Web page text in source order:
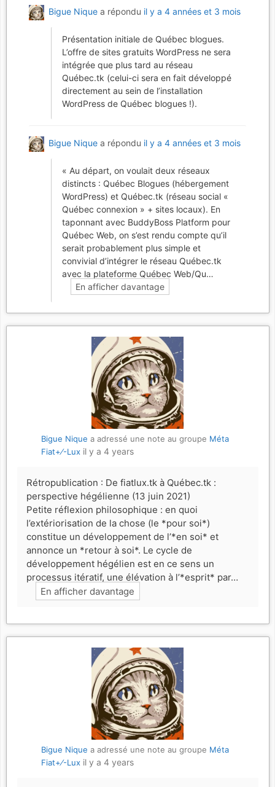
Bigue Nique a répondu il y a 4 années et 3 mois
Présentation initiale de Québec blogues.
L’offre de sites gratuits WordPress ne sera
intégrée que plus tard au réseau
Québec.tk (celui-ci sera en fait développé
directement au sein de l’installation
WordPress de Québec blogues !).
Bigue Nique a répondu il y a 4 années et 3 mois
« Au départ, on voulait deux réseaux
distincts : Québec Blogues (hébergement
WordPress) et Québec.tk (réseau social «
Québec connexion » + sites locaux). En
taponnant avec BuddyBoss Platform pour
Québec Web, on s’est rendu compte qu’il
serait probablement plus simple et
convivial d’intégrer le réseau Québec.tk
avec la plateforme Québec Web/Qu…
En afficher davantage
Bigue Nique a adressé une note au groupe Méta
Fiat+⁄-Lux il y a 4 years
Rétropublication : De fiatlux.tk à Québec.tk :
perspective hégélienne (13 juin 2021)
Petite réflexion philosophique : en quoi
l’extériorisation de la chose (le *pour soi*)
constitue un développement de l’*en soi* et
annonce un *retour à soi*. Le cycle de
développement hégélien est en ce sens un
processus itératif, une élévation à l’*esprit* par…
En afficher davantage
Bigue Nique a adressé une note au groupe Méta
Fiat+⁄-Lux il y a 4 years